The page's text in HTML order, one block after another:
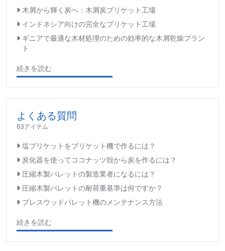
木屑から輝く炭へ：木屑炭ブリケット工場
インドネシア向けの完全なブリケット工場
ギニアで最適な木材処理のための効率的な木屑乾燥プラン
ト
続きを読む
よくある質問
63アイテム
塩ブリケットをブリケット機で作るには？
炭化器を使ってココナッツ殻から炭を作るには？
圧縮木製パレットの製造業者になるには？
圧縮木製パレットの耐荷重基準は何ですか？
プレスウッドパレット機のメンテナンス方法
続きを読む